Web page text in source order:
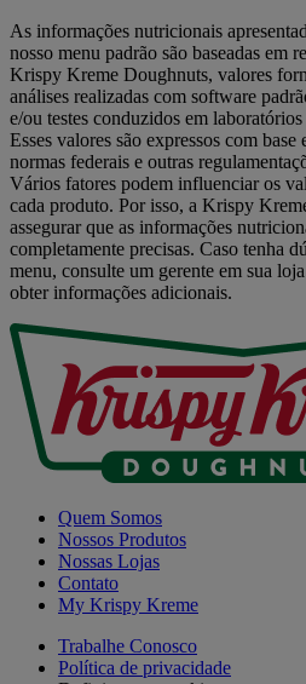
As informações nutricionais
nosso menu padrão são baseadas em
Krispy Kreme Doughnuts, valores
análises realizadas com software
e/ou testes conduzidos em
Esses valores são expressos com
normas federais e outras
Vários fatores podem influenciar os
cada produto. Por isso, a Krispy
assegurar que as informações
completamente precisas. Caso tenha
menu, consulte um gerente em sua
obter informações adicionais.
Quem Somos
Nossos Produtos
Nossas Lojas
Contato
My Krispy Kreme
Trabalhe Conosco
Política de privacidade